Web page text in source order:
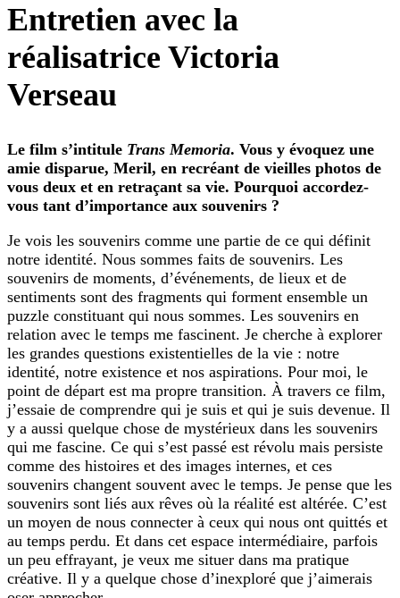
Entretien avec la
réalisatrice Victoria
Verseau
Le film s’intitule Trans Memoria. Vous y évoquez une
amie disparue, Meril, en recréant de vieilles photos de
vous deux et en retraçant sa vie. Pourquoi accordez-
vous tant d’importance aux souvenirs ?
Je vois les souvenirs comme une partie de ce qui définit
notre identité. Nous sommes faits de souvenirs. Les
souvenirs de moments, d’événements, de lieux et de
sentiments sont des fragments qui forment ensemble un
puzzle constituant qui nous sommes. Les souvenirs en
relation avec le temps me fascinent. Je cherche à explorer
les grandes questions existentielles de la vie : notre
identité, notre existence et nos aspirations. Pour moi, le
point de départ est ma propre transition. À travers ce film,
j’essaie de comprendre qui je suis et qui je suis devenue. Il
y a aussi quelque chose de mystérieux dans les souvenirs
qui me fascine. Ce qui s’est passé est révolu mais persiste
comme des histoires et des images internes, et ces
souvenirs changent souvent avec le temps. Je pense que les
souvenirs sont liés aux rêves où la réalité est altérée. C’est
un moyen de nous connecter à ceux qui nous ont quittés et
au temps perdu. Et dans cet espace intermédiaire, parfois
un peu effrayant, je veux me situer dans ma pratique
créative. Il y a quelque chose d’inexploré que j’aimerais